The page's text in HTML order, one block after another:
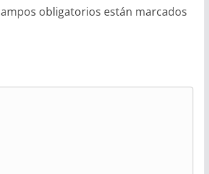
obligatorios están marcados